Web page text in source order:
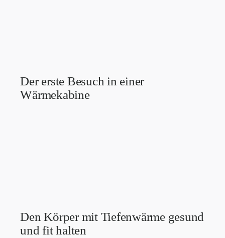
Der erste Besuch in einer
Wärmekabine
Den Körper mit Tiefenwärme gesund
und fit halten